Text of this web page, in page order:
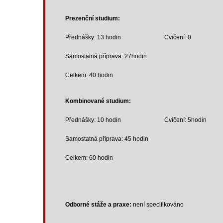
Prezenční studium:
Přednášky: 13 hodin Cvičení: 0
Samostatná příprava: 27hodin
Celkem: 40 hodin
Kombinované studium:
Přednášky: 10 hodin Cvičení: 5hodin
Samostatná příprava: 45 hodin
Celkem: 60 hodin
Odborné stáže a praxe: není specifikováno